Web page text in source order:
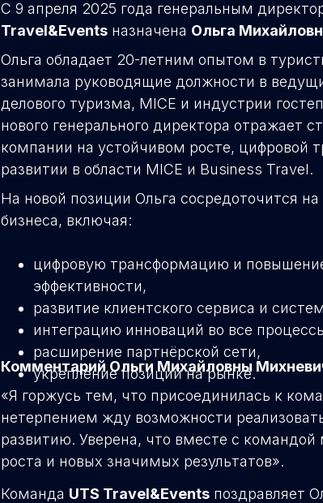
С 9 апреля 2025 года генеральным
Travel&Events назначена Ольга
Комментарий Ольги Михайловны
На новой позиции Ольга сосредоточится
бизнеса, включая:
цифровую трансформацию и
эффективности,
развитие клиентского сервиса и
интеграцию инноваций во все
расширение партнёрской сети,
укрепление позиций на рынке.
Ольга обладает 20-летним опытом в
занимала руководящие должности в
делового туризма, MICE и индустрии
нового генерального директора отражает
компании на устойчивом росте, цифровой
развитии в области MICE и Business Travel.
«Я горжусь тем, что присоединилась к
нетерпением жду возможности
развитию. Уверена, что вместе с
роста и новых значимых результатов».
Команда UTS Travel&Events поздравляет